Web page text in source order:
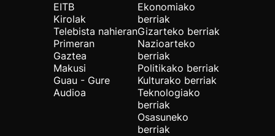
EITB
Kirolak
Telebista nahieran
Primeran
Gaztea
Makusi
Guau - Gure
Audioa
Ekonomiako
berriak
Gizarteko berriak
Nazioarteko
berriak
Politikako berriak
Kulturako berriak
Teknologiako
berriak
Osasuneko
berriak